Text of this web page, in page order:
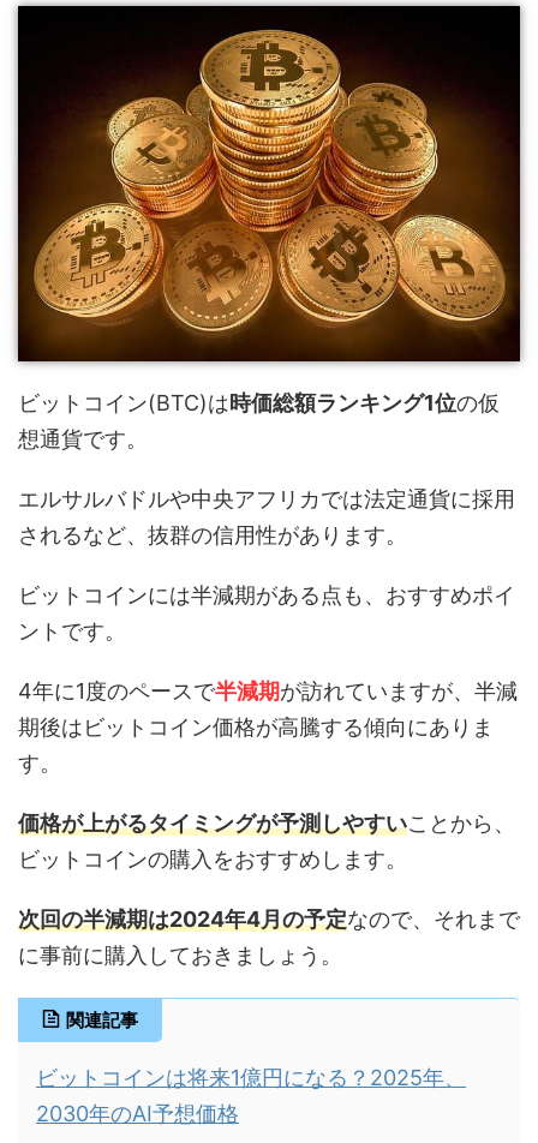
ビットコイン(BTC)は時価総額ランキング1位の仮
想通貨です。
エルサルバドルや中央アフリカでは法定通貨に採用
されるなど、抜群の信用性があります。
ビットコインには半減期がある点も、おすすめポイ
ントです。
4年に1度のペースで半減期が訪れていますが、半減
期後はビットコイン価格が高騰する傾向にありま
す。
価格が上がるタイミングが予測しやすいことから、
ビットコインの購入をおすすめします。
次回の半減期は2024年4月の予定なので、それまで
に事前に購入しておきましょう。
関連記事
ビットコインは将来1億円になる？2025年、
2030年のAI予想価格